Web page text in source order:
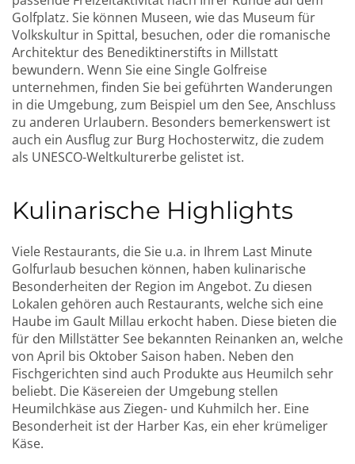
Golfplatz. Sie können Museen, wie das Museum für
Volkskultur in Spittal, besuchen, oder die romanische
Architektur des Benediktinerstifts in Millstatt
bewundern. Wenn Sie eine Single Golfreise
unternehmen, finden Sie bei geführten Wanderungen
in die Umgebung, zum Beispiel um den See, Anschluss
zu anderen Urlaubern. Besonders bemerkenswert ist
auch ein Ausflug zur Burg Hochosterwitz, die zudem
als UNESCO-Weltkulturerbe gelistet ist.
Kulinarische Highlights
Viele Restaurants, die Sie u.a. in Ihrem Last Minute
Golfurlaub besuchen können, haben kulinarische
Besonderheiten der Region im Angebot. Zu diesen
Lokalen gehören auch Restaurants, welche sich eine
Haube im Gault Millau erkocht haben. Diese bieten die
für den Millstätter See bekannten Reinanken an, welche
von April bis Oktober Saison haben. Neben den
Fischgerichten sind auch Produkte aus Heumilch sehr
beliebt. Die Käsereien der Umgebung stellen
Heumilchkäse aus Ziegen- und Kuhmilch her. Eine
Besonderheit ist der Harber Kas, ein eher krümeliger
Käse.